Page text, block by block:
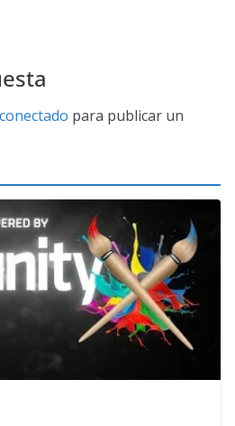
conectado para publicar un